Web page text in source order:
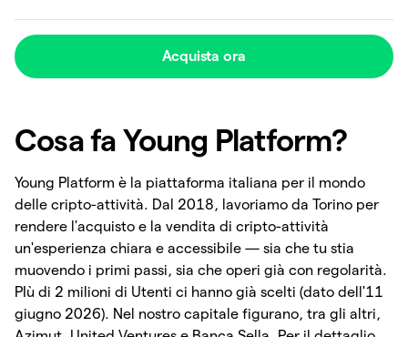
Acquista ora
Cosa fa Young Platform?
Young Platform è la piattaforma italiana per il mondo
delle cripto-attività. Dal 2018, lavoriamo da Torino per
rendere l'acquisto e la vendita di cripto-attività
un'esperienza chiara e accessibile — sia che tu stia
muovendo i primi passi, sia che operi già con regolarità.
PIù di 2 milioni di Utenti ci hanno già scelti (dato dell'11
giugno 2026). Nel nostro capitale figurano, tra gli altri,